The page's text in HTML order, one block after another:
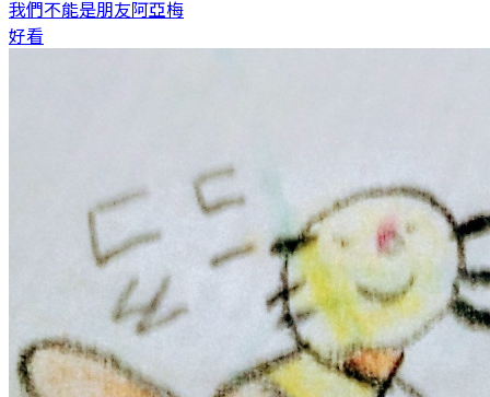
我們不能是朋友阿亞梅
好看